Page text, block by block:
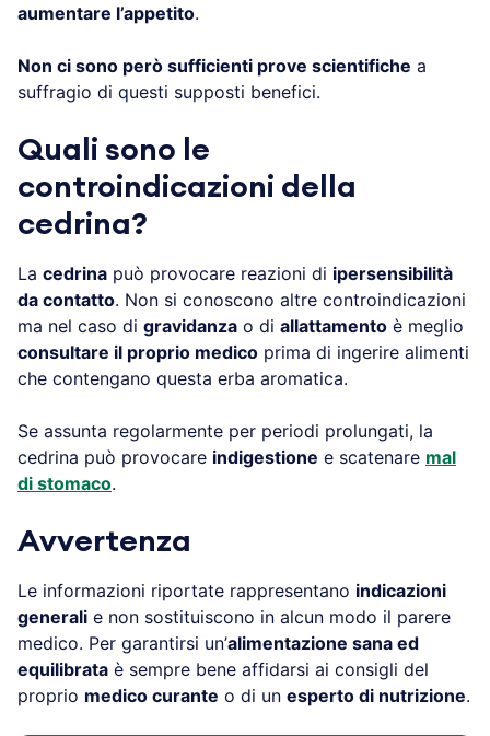
aumentare l’appetito.
Non ci sono però sufficienti prove scientifiche a
suffragio di questi supposti benefici.
Quali sono le
controindicazioni della
cedrina?
La cedrina può provocare reazioni di ipersensibilità
da contatto. Non si conoscono altre controindicazioni
ma nel caso di gravidanza o di allattamento è meglio
consultare il proprio medico prima di ingerire alimenti
che contengano questa erba aromatica.
Se assunta regolarmente per periodi prolungati, la
cedrina può provocare indigestione e scatenare mal
di stomaco.
Avvertenza
Le informazioni riportate rappresentano indicazioni
generali e non sostituiscono in alcun modo il parere
medico. Per garantirsi un’alimentazione sana ed
equilibrata è sempre bene affidarsi ai consigli del
proprio medico curante o di un esperto di nutrizione.